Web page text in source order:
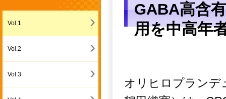
Vol.1
Vol.2
Vol.3
GABA高含
用を中高年
オリヒロプランデ